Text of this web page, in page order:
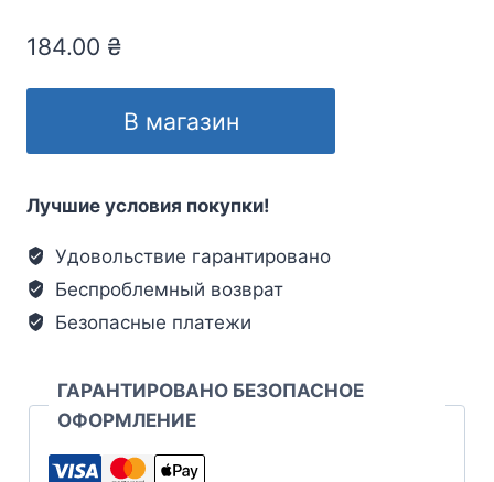
184.00 ₴
В магазин
Лучшие условия покупки!
Удовольствие гарантировано
Беспроблемный возврат
Безопасные платежи
ГАРАНТИРОВАНО БЕЗОПАСНОЕ
ОФОРМЛЕНИЕ